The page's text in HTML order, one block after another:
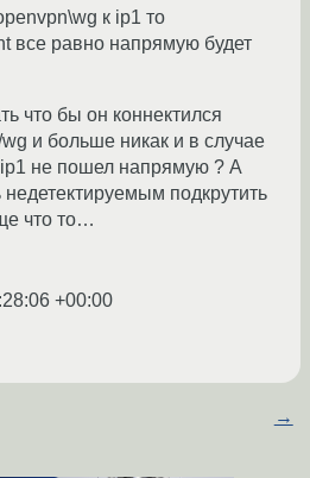
к ip1 то
все равно напрямую будет
что бы он коннектился
и больше никак и в случае
не пошел напрямую ? А
недетектируемым подкрутить
что то…
+00:00
→